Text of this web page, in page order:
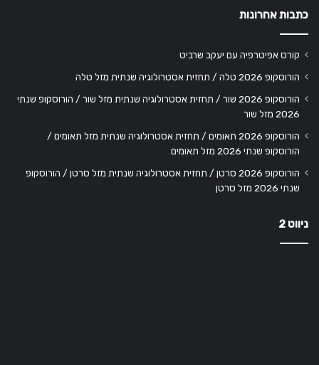
כתבות אחרונות
קורס אפיטרפיה עם יעקב שרביט
הורוסקופ 2026 טלה / תחזית אסטרולוגיה שנתית מזל טלה
הורוסקופ 2026 שור / תחזית אסטרולוגיה שנתית מזל שור / הורוסקופ שנתי
2026 מזל שור
הורוסקופ 2026 תאומים / תחזית אסטרולוגיה שנתית מזל תאומים /
הורוסקופ שנתי 2026 מזל תאומים
הורוסקופ 2026 סרטן / תחזית אסטרולוגיה שנתית מזל סרטן / הורוסקופ
שנתי 2026 מזל סרטן
ניווט 2